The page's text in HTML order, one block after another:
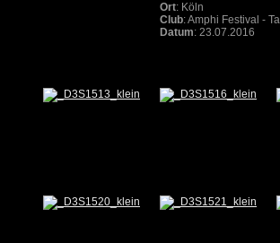
Ort: Köln
Club: Amphi Festival -
Datum: 23.07.2016